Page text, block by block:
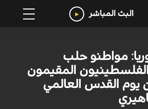
البث المباشر
مواطنو حلب
الفلسطينيون المقيمون
يوم القدس العالمي